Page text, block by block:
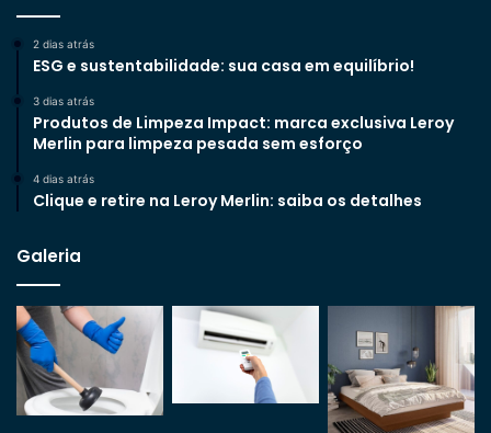
2 dias atrás
ESG e sustentabilidade: sua casa em equilíbrio!
3 dias atrás
Produtos de Limpeza Impact: marca exclusiva Leroy
Merlin para limpeza pesada sem esforço
4 dias atrás
Clique e retire na Leroy Merlin: saiba os detalhes
Galeria